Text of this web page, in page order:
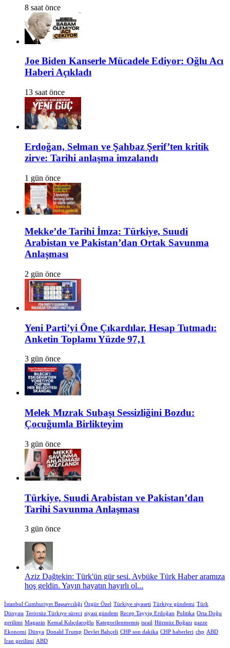
8 saat önce
Joe Biden Kanserle Mücadele Ediyor: Oğlu Acı
Haberi Açıkladı
13 saat önce
Erdoğan, Selman ve Şahbaz Şerif’ten kritik
zirve: Tarihi anlaşma imzalandı
1 gün önce
Mekke’de Tarihi İmza: Türkiye, Suudi
Arabistan ve Pakistan’dan Ortak Savunma
Anlaşması
2 gün önce
Yeni Parti’yi Öne Çıkardılar, Hesap Tutmadı:
Anketin Toplamı Yüzde 97,1
3 gün önce
Melek Mızrak Subaşı Sessizliğini Bozdu:
Çocuğumla Birlikteyim
3 gün önce
Türkiye, Suudi Arabistan ve Pakistan’dan
Tarihi Savunma Anlaşması
3 gün önce
Aziz Dağtekin: Türk'ün gür sesi. Aybüke Türk Haber aramıza
hoş geldin. Yayın hayatın hayırlı ol...
İstanbul Cumhuriyet Başsavcılığı Özgür Özel Türkiye siyaseti Türkiye gündemi Türk
Dünyası Terörsüz Türkiye süreci siyasi gündem Recep Tayyip Erdoğan Politika Orta Doğu
gerilimi Magazin Kemal Kılıçdaroğlu Kategorilenmemiş israil Hürmüz Boğazı gazze
Ekonomi Dünya Donald Trump Devlet Bahçeli CHP son dakika CHP haberleri chp ABD
İran gerilimi ABD